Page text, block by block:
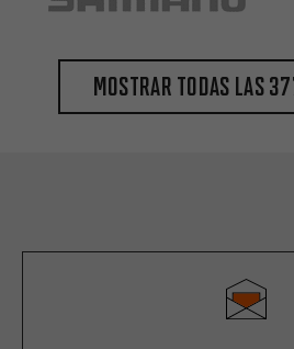
Mostrar todas las